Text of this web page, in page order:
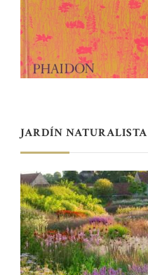
JARDÍN NATURALISTA